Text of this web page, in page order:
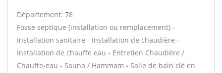
Département: 78
Fosse septique (installation ou remplacement) -
Installation sanitaire - Installation de chaudière -
Installation de chauffe eau - Entretien Chaudière /
Chauffe-eau - Sauna / Hammam - Salle de bain clé en